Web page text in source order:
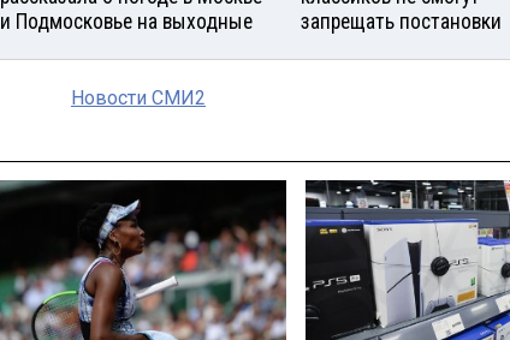
и Подмосковье на выходные
запрещать постановки
Новости СМИ2